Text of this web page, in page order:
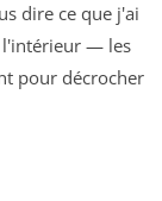
dire ce que j'ai
l'intérieur — les
pour décrocher